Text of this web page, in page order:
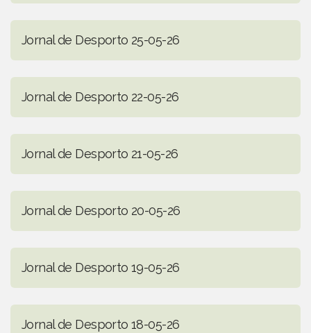
Jornal de Desporto 25-05-26
Jornal de Desporto 22-05-26
Jornal de Desporto 21-05-26
Jornal de Desporto 20-05-26
Jornal de Desporto 19-05-26
Jornal de Desporto 18-05-26